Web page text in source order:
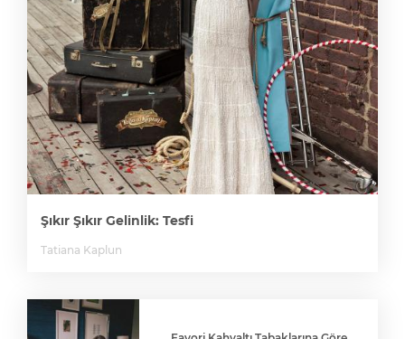
Şıkır Şıkır Gelinlik: Tesfi
Tatiana Kaplun